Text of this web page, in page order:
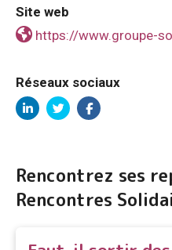
Site web
https://www.groupe-
Réseaux sociaux
LinkedinTwitterFacebook
Rencontrez ses
Rencontres